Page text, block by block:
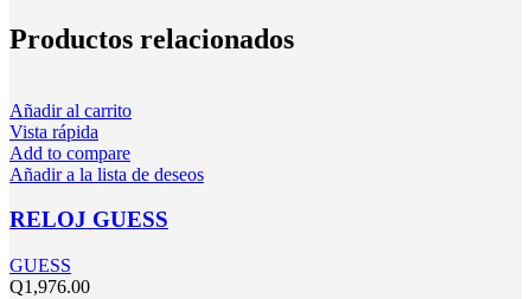
Productos relacionados
Añadir al carrito
Vista rápida
Add to compare
Añadir a la lista de deseos
RELOJ GUESS
GUESS
Q1,976.00